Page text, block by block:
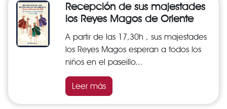
Recepción de sus majestades
los Reyes Magos de Oriente
A partir de las 17,30h , sus majestades
los Reyes Magos esperan a todos los
niños en el paseillo...
Leer más